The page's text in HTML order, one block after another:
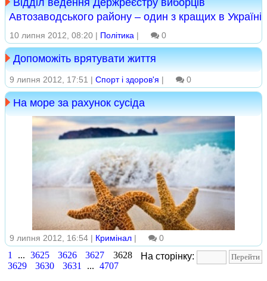
Відділ ведення Держреєстру виборців
Автозаводського району – один з кращих в Україні
10 липня 2012, 08:20 | Політика | 0
Допоможіть врятувати життя
9 липня 2012, 17:51 | Спорт і здоров'я | 0
На море за рахунок сусіда
9 липня 2012, 16:54 | Кримінал | 0
На сторінку:
1 ... 3625 3626 3627
3628
3629
3630 3631 ... 4707